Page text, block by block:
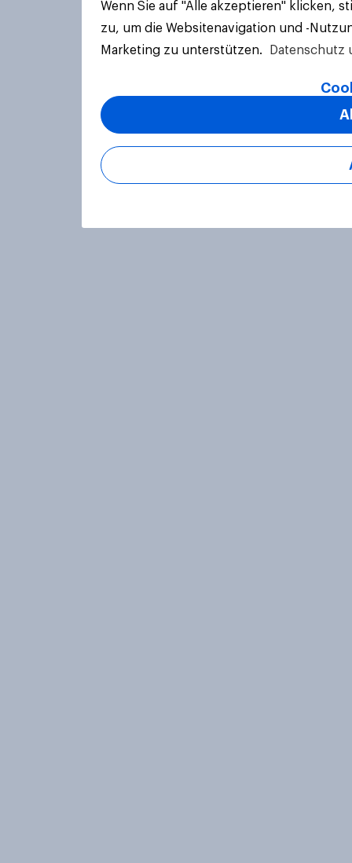
Wenn Sie auf "Alle akzeptieren" klicken,
zu, um die Websitenavigation und -
Marketing zu unterstützen.
Datenschutz